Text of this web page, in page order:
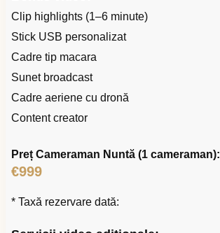
Clip highlights (1–6 minute)
Stick USB personalizat
Cadre tip macara
Sunet broadcast
Cadre aeriene cu dronă
Content creator
Preț Cameraman Nuntă (1 cameraman):
€999
* Taxă rezervare dată: